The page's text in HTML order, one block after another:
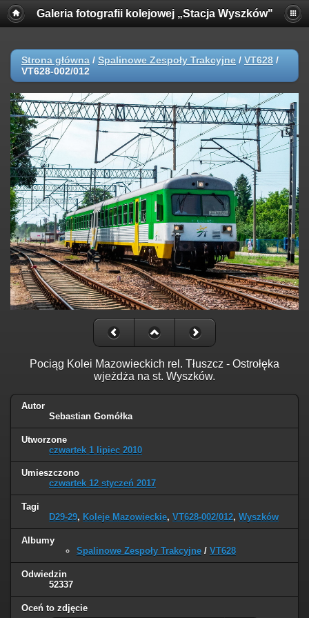
Galeria fotografii kolejowej „Stacja Wyszków"
Strona główna / Spalinowe Zespoły Trakcyjne / VT628 /
VT628-002/012
Pociąg Kolei Mazowieckich rel. Tłuszcz - Ostrołęka
wjeżdża na st. Wyszków.
Autor
Sebastian Gomółka
Utworzone
czwartek 1 lipiec 2010
Umieszczono
czwartek 12 styczeń 2017
Tagi
D29-29, Koleje Mazowieckie, VT628-002/012, Wyszków
Albumy
Spalinowe Zespoły Trakcyjne / VT628
Odwiedzin
52337
Oceń to zdjęcie